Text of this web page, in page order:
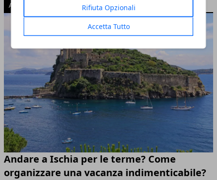
Rifiuta Opzionali
Accetta Tutto
ARTICOLI POPOLARI
Andare a Ischia per le terme? Come
organizzare una vacanza indimenticabile?